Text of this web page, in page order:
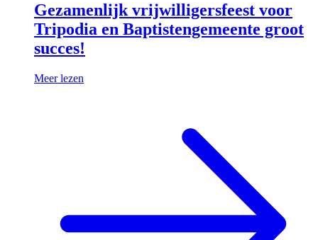
Gezamenlijk vrijwilligersfeest voor
Tripodia en Baptistengemeente groot
succes!
Meer lezen